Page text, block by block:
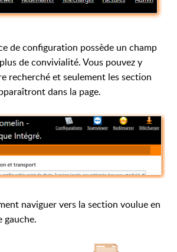
de configuration possède un champ
de convivialité. Vous pouvez y
recherché et seulement les section
dans la page.
naviguer vers la section voulue en
gauche.